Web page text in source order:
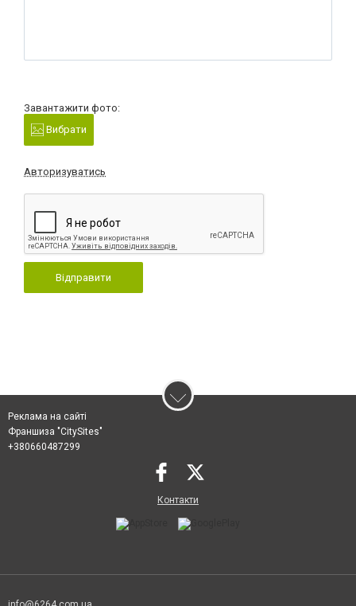
Завантажити фото:
Вибрати
Авторизуватись
Відправити
Реклама на сайті
Франшиза "CitySites"
+380660487299
Контакти